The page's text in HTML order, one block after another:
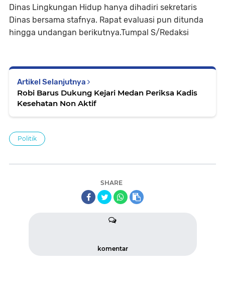
Dinas Lingkungan Hidup hanya dihadiri sekretaris
Dinas bersama stafnya. Rapat evaluasi pun ditunda
hingga undangan berikutnya.Tumpal S/Redaksi
Artikel Selanjutnya
Robi Barus Dukung Kejari Medan Periksa Kadis
Kesehatan Non Aktif
Politik
SHARE
komentar